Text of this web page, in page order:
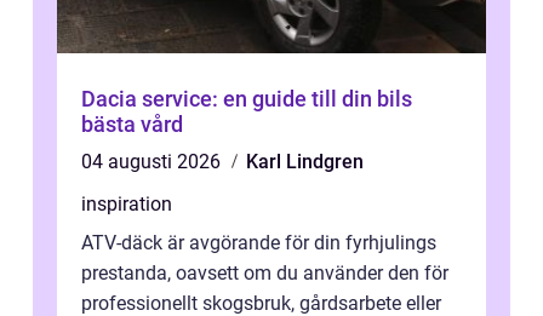
Dacia service: en guide till din bils
bästa vård
04 augusti 2026
Karl Lindgren
inspiration
ATV-däck är avgörande för din fyrhjulings
prestanda, oavsett om du använder den för
professionellt skogsbruk, gårdsarbete eller